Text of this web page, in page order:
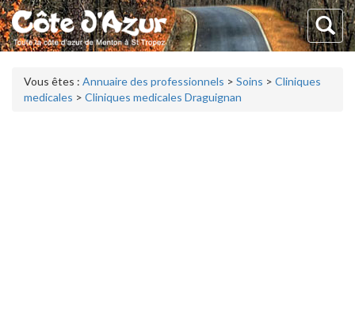
Vous êtes : Annuaire des professionnels > Soins > Cliniques
medicales > Cliniques medicales Draguignan